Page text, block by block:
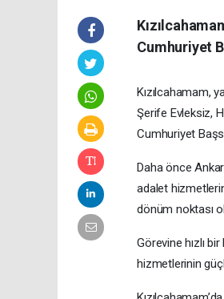
Cumhuriyet
Kızılcahamam,
Şerife Evleksiz,
Cumhuriyet
Daha önce
adalet
dönüm noktası
Görevine hızlı
hizmetlerinin